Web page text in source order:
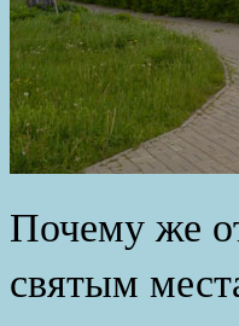
Почему же
святым